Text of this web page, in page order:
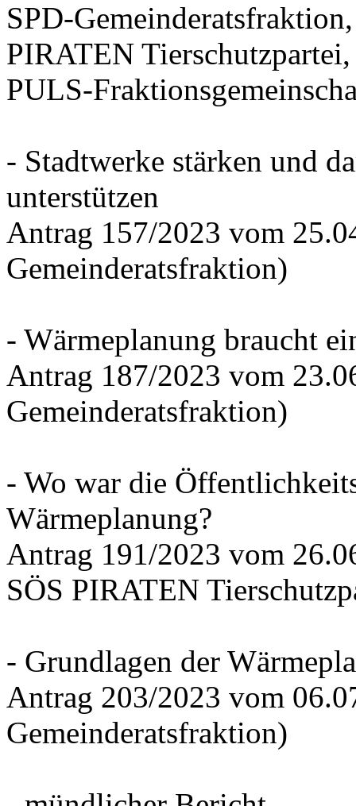
SPD-
PIRATEN Tierschutzpartei,
PULS-
- Stadtwerke stärken und
unterstützen
Antrag 157/2023 vom
Gemeinderatsfraktion)
- Wärmeplanung braucht
Antrag 187/2023 vom
Gemeinderatsfraktion)
- Wo war die
Wärmeplanung?
Antrag 191/2023 vom
SÖS PIRATEN
- Grundlagen der
Antrag 203/2023 vom
Gemeinderatsfraktion)